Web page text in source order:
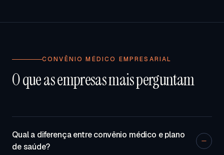
CONVÊNIO MÉDICO EMPRESARIAL
O que as empresas mais perguntam
Qual a diferença entre convênio médico e plano
de saúde?